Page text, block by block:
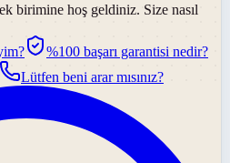
birimine hoş geldiniz. Size nasıl
%100 başarı garantisi nedir?
Lütfen beni arar mısınız?